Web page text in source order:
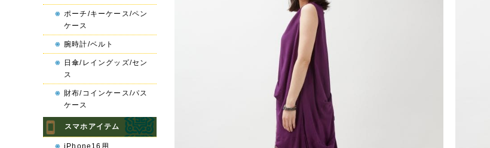
ポーチ/キーケース/ペン
ケース
腕時計/ベルト
日傘/レイングッズ/セン
ス
財布/コインケース/パス
ケース
スマホアイテム
iPhone16用